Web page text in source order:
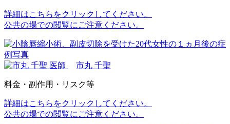
詳細はこちらをクリックしてください。
公共の場での閲覧にご注意ください。
市丸 千聖
料金・副作用・リスク等
詳細はこちらをクリックしてください。
公共の場での閲覧にご注意ください。